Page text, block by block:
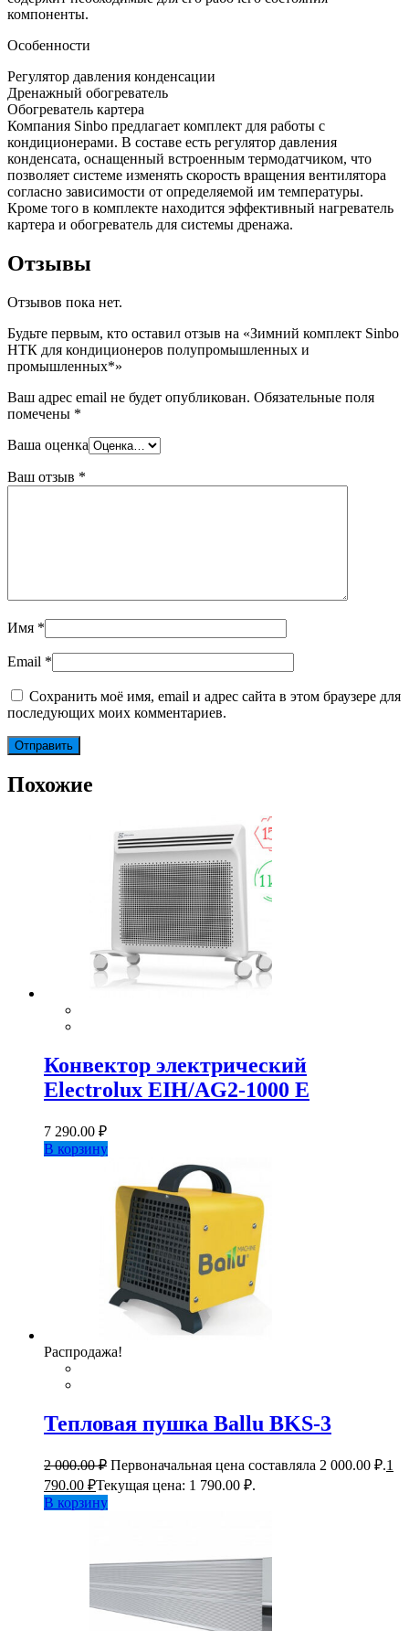
компоненты.
Особенности
Регулятор давления конденсации
Дренажный обогреватель
Обогреватель картера
Компания Sinbo предлагает комплект для работы с
кондиционерами. В составе есть регулятор давления
конденсата, оснащенный встроенным термодатчиком, что
позволяет системе изменять скорость вращения вентилятора
согласно зависимости от определяемой им температуры.
Кроме того в комплекте находится эффективный нагреватель
картера и обогреватель для системы дренажа.
Отзывы
Отзывов пока нет.
Будьте первым, кто оставил отзыв на «Зимний комплект Sinbo
НТК для кондиционеров полупромышленных и
промышленных*»
Ваш адрес email не будет опубликован. Обязательные поля
помечены *
Ваша оценка
Ваш отзыв *
Имя *
Email *
Сохранить моё имя, email и адрес сайта в этом браузере для
последующих моих комментариев.
Похожие
Конвектор электрический
Electrolux EIH/AG2-1000 E
7 290.00 ₽
В корзину
Распродажа!
Тепловая пушка Ballu BKS-3
2 000.00₽ Первоначальная цена составляла 2 000.00 ₽.1
790.00 ₽Текущая цена: 1 790.00 ₽.
В корзину